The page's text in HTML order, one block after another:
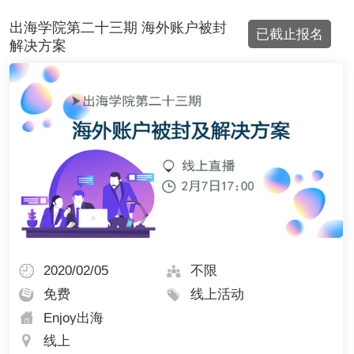
出海学院第二十三期 海外账户被封
解决方案
2020/02/05
不限
免费
线上活动
Enjoy出海
线上